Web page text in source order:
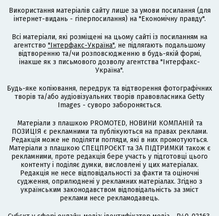
Використання матеріалів сайту лише за умови посилання (для
інтернет-видань - гіперпосилання) на "Економічну правду".
Всі матеріали, які розміщені на цьому сайті із посиланням на
агентство "Інтерфакс-Україна", не підлягають подальшому
відтворенню та/чи розповсюдженню в будь-якій формі,
інакше як з письмового дозволу агентства "Інтерфакс-
Україна".
Будь-яке копіювання, передрук та відтворення фотографічних
творів та/або аудіовізуальних творів правовласника Getty
Images - суворо забороняється.
Матеріали з плашкою PROMOTED, НОВИНИ КОМПАНІЙ та
ПОЗИЦІЯ є рекламними та публікуються на правах реклами.
Редакція може не поділяти погляди, які в них промотуються.
Матеріали з плашкою СПЕЦПРОЄКТ та ЗА ПІДТРИМКИ також є
рекламними, проте редакція бере участь у підготовці цього
контенту і поділяє думки, висловлені у цих матеріалах.
Редакція не несе відповідальності за факти та оціночні
судження, оприлюднені у рекламних матеріалах. Згідно з
українським законодавством відповідальність за зміст
реклами несе рекламодавець.